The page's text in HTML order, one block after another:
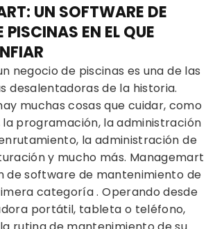
UN SOFTWARE DE
PISCINAS EN EL QUE
negocio de piscinas es una de las
desalentadoras de la historia.
muchas cosas que cuidar, como
programación, la administración
la administración de
y mucho más. Managemart
desoftware de mantenimiento de
categoría. Operando desde
portátil, tableta o teléfono,